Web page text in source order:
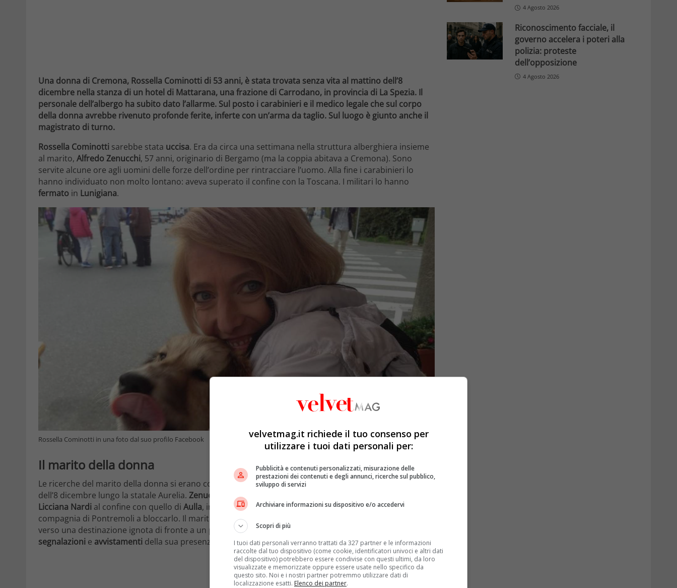
Una donna di Cremona, Rossella Cominotti di 53 anni, è stata trovata senza vita al mattino dell’8
dicembre nella stanza di un hotel di Mattarana, una frazione di Carrodano, in provincia di La Spezia. Il
personale dell’albergo ha subito dato l’allarme. Sul posto i carabinieri e il medico legale che sul corpo
della donna avrebbe rivenuto profonde ferite, inferte con un’arma da taglio. Sul luogo è giunto anche il
magistrato di turno.
Rossella Cominotti sarebbe stata uccisa. Era da circa una settimana nella struttura alberghiera insieme
al marito, Alfredo Zenucchi, 57 anni, originario di Bergamo (ma la coppia abitava a Cremona). Sono
servite alcune ore agli uomini delle forze dell’ordine per rintracciare l’uomo. Alla fine i carabinieri lo
hanno individuato non molto lontano: aveva superato il confine con la Toscana. I militari lo hanno
fermato in Lunigiana.
Rossella Cominotti in una foto dal suo profilo Facebook
Il marito della donna
Le ricerche del marito della donna si erano concentrate su una Citroen bianca, avvistata al mattino
dell’8 dicembre lungo la statale Aurelia. Zenucchi è stato fermato in località
Licciana Nardi al confine con quello di Aulla, in provincia diMassa-Carrara. Sono stati i carabinieri della
compagnia di Pontremoli a bloccarlo. Il marito di
Rossella Cominotti
verso una destinazione ignota di fronte a un posto di blocco che imilitari
segnalazioni e avvistamenti della sua presenza nella zona.
4 Agosto 2026
Riconoscimento facciale, il
governo accelera i poteri alla
polizia: proteste
dell’opposizione
4 Agosto 2026
velvetmag.it richiede il tuo consenso per
utilizzare i tuoi dati personali per:
Pubblicità e contenuti personalizzati, misurazione delle
prestazioni dei contenuti e degli annunci, ricerche sul pubblico,
sviluppo di servizi
Archiviare informazioni su dispositivo e/o accedervi
Scopri di più
I tuoi dati personali verranno trattati da 327 partner e le informazioni
raccolte dal tuo dispositivo (come cookie, identificatori univoci e altri dati
del dispositivo) potrebbero essere condivise con questi ultimi, da loro
visualizzate e memorizzate oppure essere usate nello specifico da
questo sito. Noi e i nostri partner potremmo utilizzare dati di
localizzazione esatti. Elenco dei partner.